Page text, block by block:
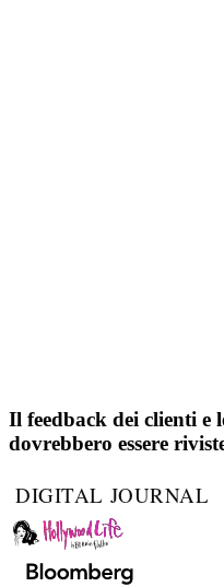
Il feedback dei clienti e
dovrebbero essere